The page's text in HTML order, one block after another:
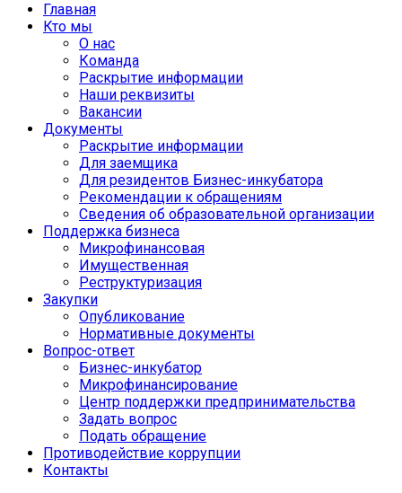
Главная
Кто мы
О нас
Команда
Раскрытие информации
Наши реквизиты
Вакансии
Документы
Раскрытие информации
Для заемщика
Для резидентов Бизнес-инкубатора
Рекомендации к обращениям
Сведения об образовательной организации
Поддержка бизнеса
Микрофинансовая
Имущественная
Реструктуризация
Закупки
Опубликование
Нормативные документы
Вопрос-ответ
Бизнес-инкубатор
Микрофинансирование
Центр поддержки предпринимательства
Задать вопрос
Подать обращение
Противодействие коррупции
Контакты